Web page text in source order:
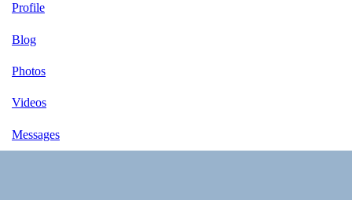
Profile
Blog
Photos
Videos
Messages